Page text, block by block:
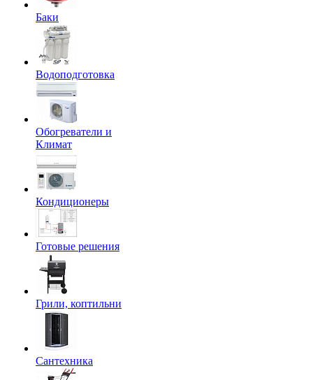
Баки
Водоподготовка
Обогреватели и
Климат
Кондиционеры
Готовые решения
Грили, коптильни
Сантехника